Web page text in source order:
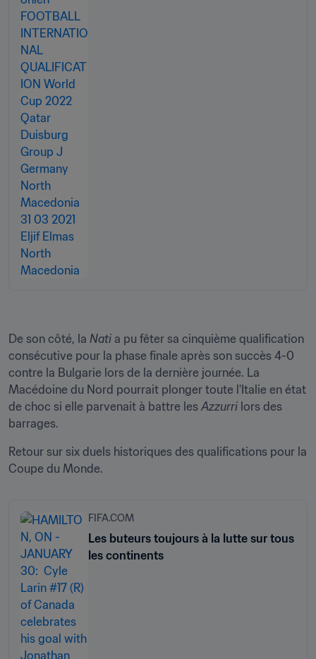
De son côté, la Nati a pu fêter sa cinquième qualification
consécutive pour la phase finale après son succès 4-0
contre la Bulgarie lors de la dernière journée. La
Macédoine du Nord pourrait plonger toute l'Italie en état
de choc si elle parvenait à battre les Azzurri lors des
barrages.
Retour sur six duels historiques des qualifications pour la
Coupe du Monde.
FIFA.COM
Les buteurs toujours à la lutte sur tous
les continents